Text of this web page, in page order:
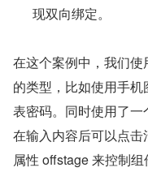
现双向绑定。
在这个案例中，我们
的类型，比如使用手
表密码。同时使用了
在输入内容后可以点
属性 offstage 来控制